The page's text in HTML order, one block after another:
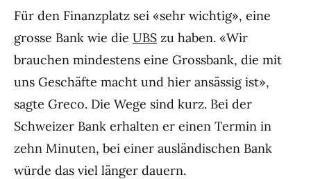
Für den Finanzplatz sei «sehr wichtig», eine
grosse Bank wie die UBS zu haben. «Wir
brauchen mindestens eine Grossbank, die mit
uns Geschäfte macht und hier ansässig ist»,
sagte Greco. Die Wege sind kurz. Bei der
Schweizer Bank erhalten er einen Termin in
zehn Minuten, bei einer ausländischen Bank
würde das viel länger dauern.